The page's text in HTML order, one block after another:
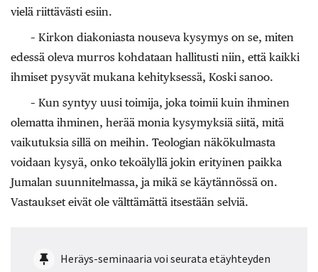
vielä riittävästi esiin.
– Kirkon diakoniasta nouseva kysymys on se, miten
edessä oleva murros kohdataan hallitusti niin, että kaikki
ihmiset pysyvät mukana kehityksessä, Koski sanoo.
– Kun syntyy uusi toimija, joka toimii kuin ihminen
olematta ihminen, herää monia kysymyksiä siitä, mitä
vaikutuksia sillä on meihin. Teologian näkökulmasta
voidaan kysyä, onko tekoälyllä jokin erityinen paikka
Jumalan suunnitelmassa, ja mikä se käytännössä on.
Vastaukset eivät ole välttämättä itsestään selviä.
Heräys-seminaaria voi seurata etäyhteyden